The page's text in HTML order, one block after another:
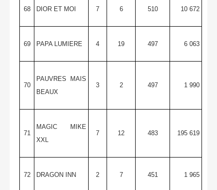
68 DIOR ET MOI 7 6 510 10 672
69 PAPA LUMIERE 4 19 497 6 063
70
PAUVRES MAIS
BEAUX
3 2 497 1 990
71
MAGIC MIKE
XXL
7 12 483 195 619
72 DRAGON INN 2 7 451 1 965